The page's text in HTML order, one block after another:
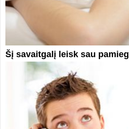
Šį savaitgalį leisk sau